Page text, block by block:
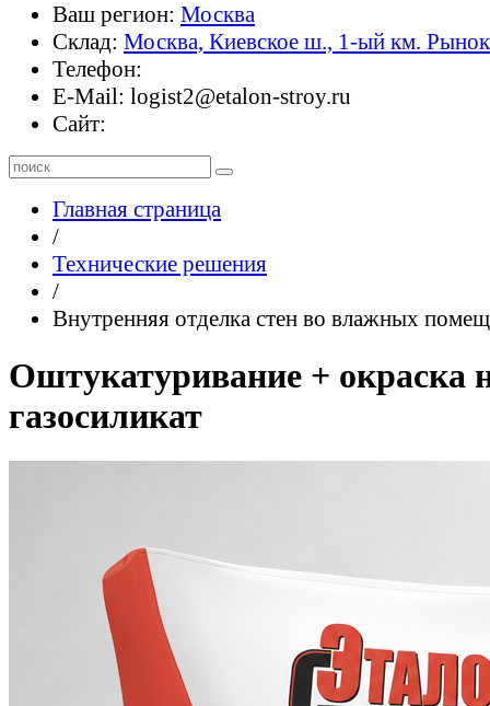
Ваш регион: Москва
Склад: Москва, Киевское ш., 1-ый км.
Телефон:
E-Mail: logist2@etalon-stroy.ru
Сайт:
Главная страница
/
Технические решения
/
Внутренняя отделка стен во влажных
Оштукатуривание + окраска
газосиликат